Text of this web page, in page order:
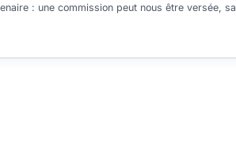
: une commission peut nous être versée,